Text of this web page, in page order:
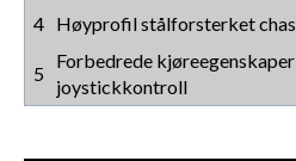
4
Høyprofil stålforsterket
5
Forbedrede
joystickkontroll